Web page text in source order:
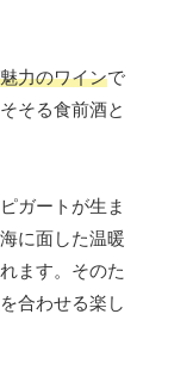
力のワインで
そる食前酒と
ガートが生ま
に面した温暖
ます。そのた
合わせる楽し